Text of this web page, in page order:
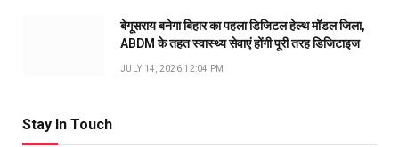
बेगूसराय बनेगा बिहार का पहला डिजिटल हेल्थ मॉडल जिला,
ABDM के तहत स्वास्थ्य सेवाएं होंगी पूरी तरह डिजिटाइज
JULY 14, 2026 12:04 PM
Stay In Touch